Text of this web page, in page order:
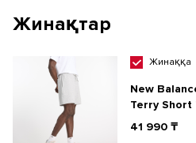
Жинақтар
Жинаққа
New
Terry
41 990 ₸